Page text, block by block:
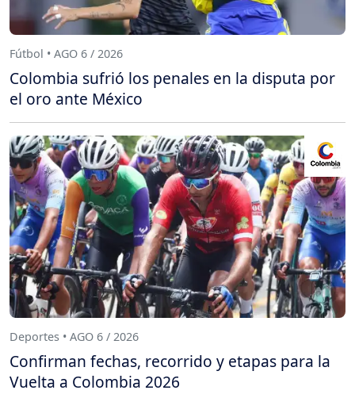
Fútbol • AGO 6 / 2026
Colombia sufrió los penales en la disputa por
el oro ante México
Deportes • AGO 6 / 2026
Confirman fechas, recorrido y etapas para la
Vuelta a Colombia 2026